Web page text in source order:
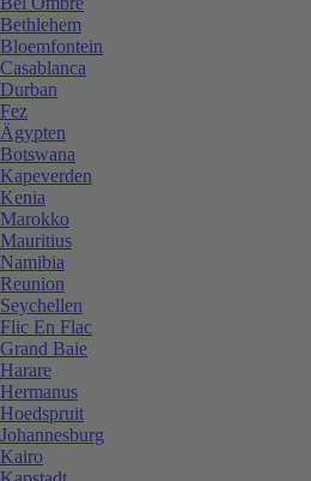
Bethlehem
Bloemfontein
Casablanca
Durban
Fez
Ägypten
Botswana
Kapeverden
Kenia
Marokko
Mauritius
Namibia
Reunion
Seychellen
Flic En Flac
Grand Baie
Harare
Hermanus
Hoedspruit
Johannesburg
Kairo